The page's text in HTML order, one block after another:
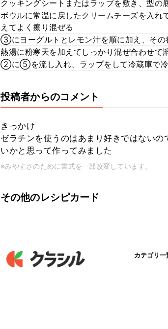
クッキングシートまたはラップを敷き、型の
ボウルに常温に戻したクリームチーズを入れ
えてよく擦り混ぜる
③にヨーグルトとレモン汁を順に加え、その
熱湯に粉寒天を加えてしっかり混ぜ合わせ
②に⑤を流し入れ、ラップをして冷蔵庫で冷
投稿者からのコメント
きっかけ
ゼラチンを使うのはあまり好きではない
いかと思って作ってみました
※みやすさのために書式を一部改変しています。
その他のレシピカード
カテゴリ一